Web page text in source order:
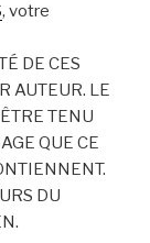
, votre
DE CES
AUTEUR. LE
TENU
QUE CE
DU